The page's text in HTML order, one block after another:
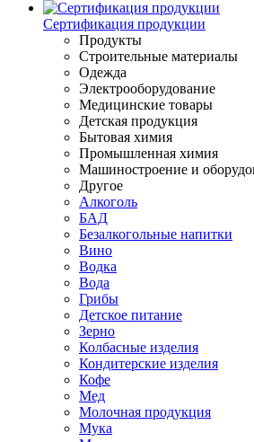
Сертификация продукции
Продукты
Строительные материалы
Одежда
Электрооборудование
Медицинские товары
Детская продукция
Бытовая химия
Промышленная химия
Машиностроение и
Другое
Алкоголь
БАД
Безалкогольные напитки
Вино
Водка
Вода
Грибы
Детское питание
Зерно
Колбасные изделия
Кондитерские изделия
Кофе
Мед
Молочная продукция
Мука